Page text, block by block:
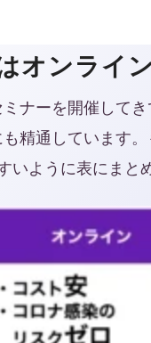
オンライ
ナーを開催して
精通しています
ように表にまと